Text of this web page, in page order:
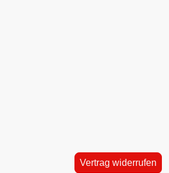
Vertrag widerrufen